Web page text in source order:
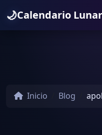
🌙Calendario Lunar
Inicio Blog